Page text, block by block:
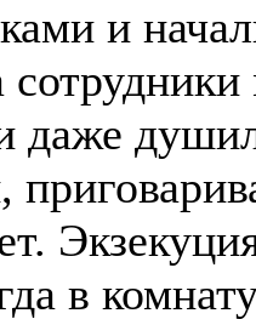
и
даже
в